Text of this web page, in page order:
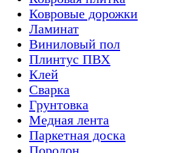
Ковровые дорожки
Ламинат
Виниловый пол
Плинтус ПВХ
Клей
Сварка
Грунтовка
Медная лента
Паркетная доска